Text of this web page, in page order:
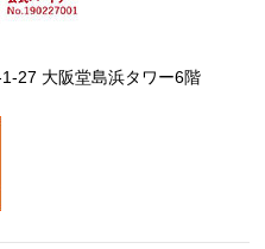
27 大阪堂島浜タワー6階